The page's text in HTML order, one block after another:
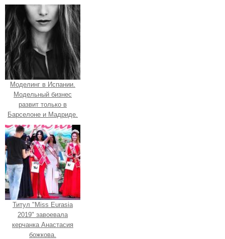
Моделинг в Испании.
Модельный бизнес
развит только в
Барселоне и Мадриде.
Титул "Miss Eurasia
2019" завоевала
керчанка Анастасия
божкова.